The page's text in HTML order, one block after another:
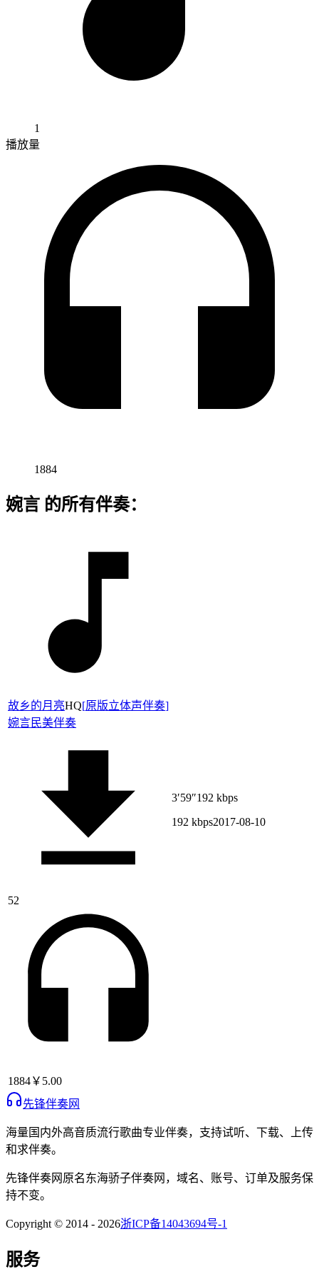
1
播放量
1884
婉言 的所有伴奏：
故乡的月亮HQ[原版立体声伴奏]
婉言民美伴奏
52
1884￥5.00
3′59″192 kbps
192 kbps2017-08-10
先锋伴奏网
海量国内外高音质流行歌曲专业伴奏，支持试听、下载、上传
和求伴奏。
先锋伴奏网 原名东海骄子伴奏网 ，域名、账号、订单及服务保
持不变。
Copyright © 2014 - 2026浙ICP备14043694号-1
服务